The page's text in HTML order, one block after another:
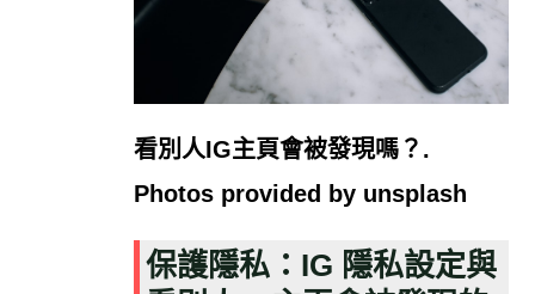
看別人IG主頁會被發現嗎？.
Photos provided by unsplash
保護隱私：IG 隱私設定與